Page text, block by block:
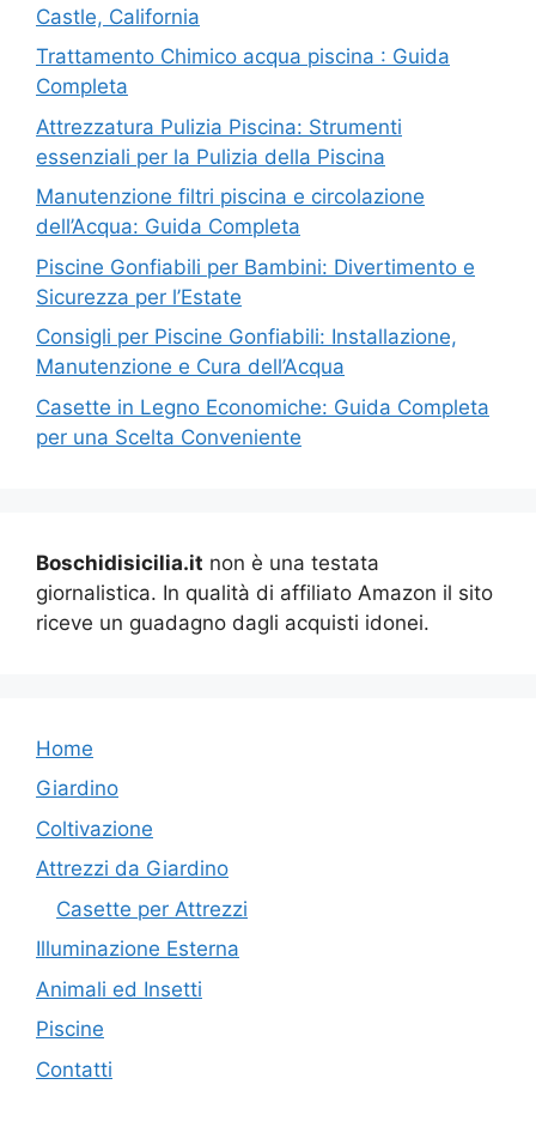
Castle, California
Trattamento Chimico acqua piscina : Guida
Completa
Attrezzatura Pulizia Piscina: Strumenti
essenziali per la Pulizia della Piscina
Manutenzione filtri piscina e circolazione
dell’Acqua: Guida Completa
Piscine Gonfiabili per Bambini: Divertimento e
Sicurezza per l’Estate
Consigli per Piscine Gonfiabili: Installazione,
Manutenzione e Cura dell’Acqua
Casette in Legno Economiche: Guida Completa
per una Scelta Conveniente
Boschidisicilia.it non è una testata
giornalistica. In qualità di affiliato Amazon il sito
riceve un guadagno dagli acquisti idonei.
Home
Giardino
Coltivazione
Attrezzi da Giardino
Casette per Attrezzi
Illuminazione Esterna
Animali ed Insetti
Piscine
Contatti